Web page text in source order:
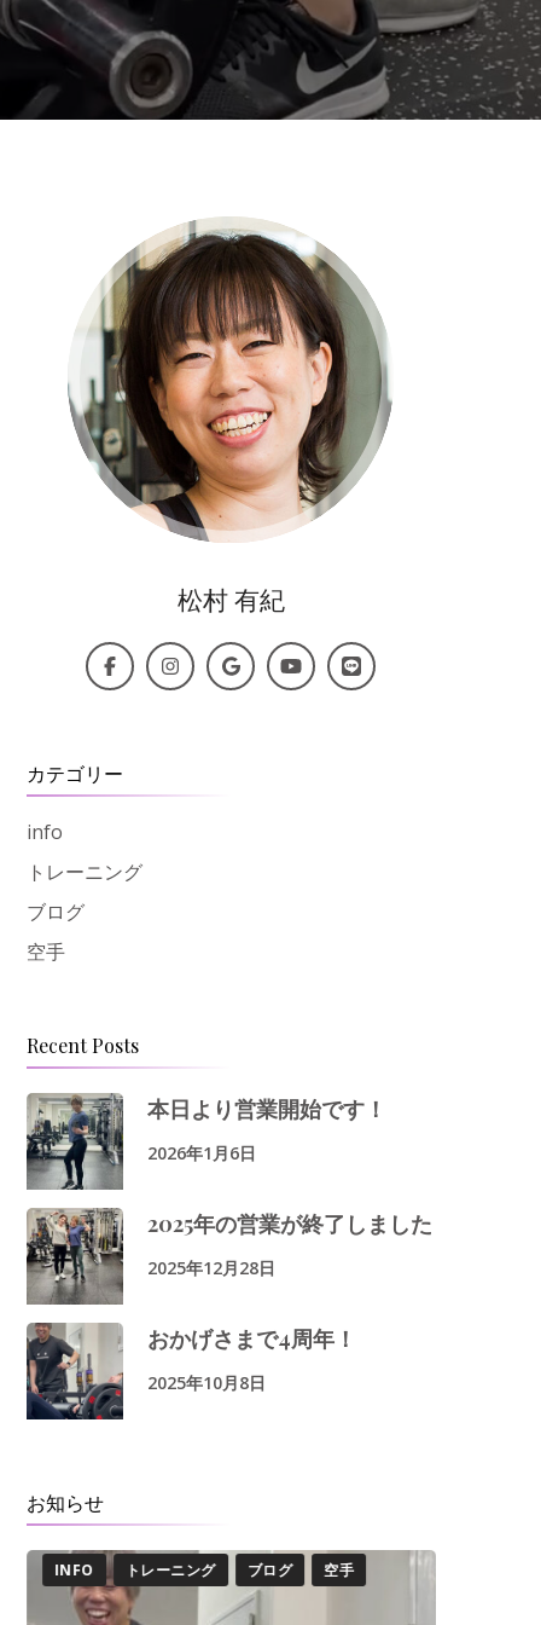
松村 有紀
カテゴリー
info
トレーニング
ブログ
空手
Recent Posts
本日より営業開始です！
2026年1月6日
2025年の営業が終了しました
2025年12月28日
おかげさまで4周年！
2025年10月8日
お知らせ
INFO トレーニング ブログ 空手